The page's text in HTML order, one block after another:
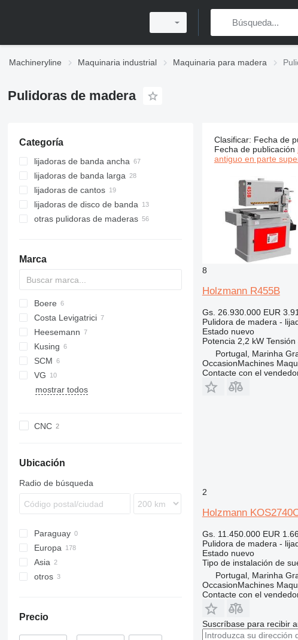
Machineryline Maquinaria industrial Maquinaria para madera
Pulidoras de madera
Categoría
lijadoras de banda ancha
lijadoras de banda larga
lijadoras de cantos
lijadoras de disco de banda
otras pulidoras de maderas
Marca
Boere
Costa Levigatrici
Heesemann
Kusing
SCM
VG
mostrar todos
CNC
Ubicación
Radio de búsqueda
Paraguay
Europa
Portugal
Asia
otros
Precio
183 anuncios:
Clasificar: Fecha de
Fecha de publicación
antiguo en parte
8
Holzmann R455B
Gs. 26.930.000 EUR
Pulidora de madera -
Estadonuevo
Potencia 2,2 kW Tensión
Portugal, Marinha
OccasionMachines
Contacte con el
2
Holzmann
Gs. 11.450.000 EUR
Pulidora de madera -
Estadonuevo
Tipo de instalación de
Portugal, Marinha
OccasionMachines
Contacte con el
Suscríbase para recibir